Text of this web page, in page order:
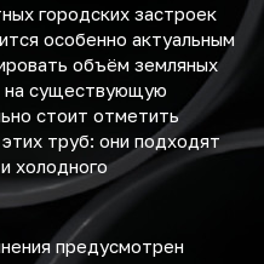
городских застроек
особенно актуальным
объём земляных
на существующую
стоит отметить
труб: они подходят
холодного
предусмотрен